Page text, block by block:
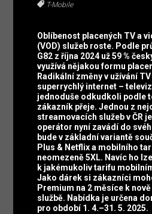
T-Mobile
Oblíbenost placených TV a
(VOD) služeb roste. Podle
G82 z října 2024 už 59 %
využívá nějakou formu
Radikální změny v užívání
superrychlý internet –
jednoduše odkudkoli podle
zákazník přeje. Jednou z
streamovacích služeb v ČR
operátor nyní zavádí do
bude v základní variantě
Plus & Netflix a mobilního
neomezeně 5XL. Navíc ho
k jakémukoliv tarifu
Jako dárek si zákazníci
Premium na 2 měsíce k
službě. Nabídka je určena
pro období 1. 4.–31. 5. 2025.